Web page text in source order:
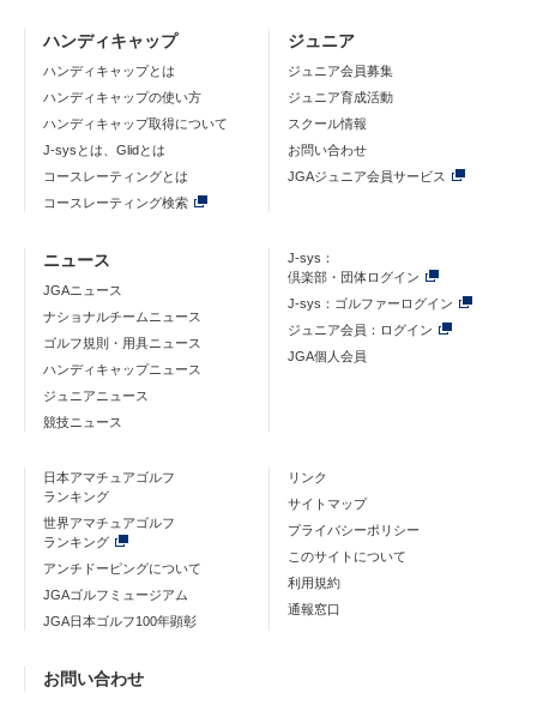
ハンディキャップ
ハンディキャップとは
ハンディキャップの使い方
ハンディキャップ取得について
J-sysとは、Glidとは
コースレーティングとは
コースレーティング検索
ジュニア
ジュニア会員募集
ジュニア育成活動
スクール情報
お問い合わせ
JGAジュニア会員サービス
ニュース
JGAニュース
ナショナルチームニュース
ゴルフ規則・用具ニュース
ハンディキャップニュース
ジュニアニュース
競技ニュース
J-sys：
倶楽部・団体ログイン
J-sys：ゴルファーログイン
ジュニア会員：ログイン
JGA個人会員
日本アマチュアゴルフ
ランキング
世界アマチュアゴルフ
ランキング
アンチドーピングについて
JGAゴルフミュージアム
JGA日本ゴルフ100年顕彰
リンク
サイトマップ
プライバシーポリシー
このサイトについて
利用規約
通報窓口
お問い合わせ